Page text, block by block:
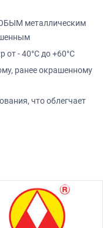
металлическим
- 40°C до +60°C
ранее окрашенному
что облегчает